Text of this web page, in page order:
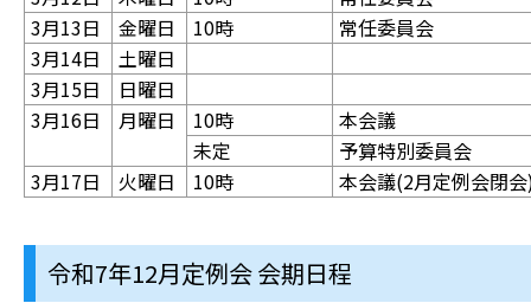
3月13日
金曜日 10時
常任委員会
3月14日
土曜日
3月15日
日曜日
3月16日
月曜日 10時
本会議
未定
予算特別委員会
3月17日
火曜日 10時 本会議(2月定例会閉
令和7年12月定例会 会期日程